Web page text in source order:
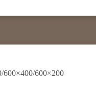
600×400/600×200